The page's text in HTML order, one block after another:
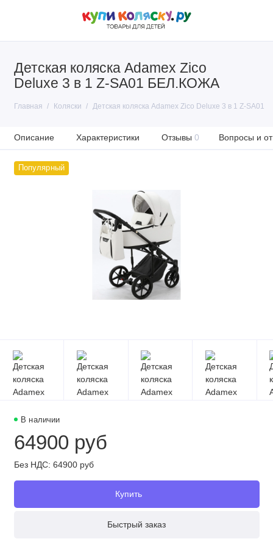
Детская коляска Adamex Zico
Deluxe 3 в 1 Z-SA01 БЕЛ.КОЖА
Главная Коляски Детская коляска Adamex Zico Deluxe 3 в 1 Z-SA01
Описание Характеристики Отзывы 0 Вопросы и
Популярный
В наличии
64900 руб
Без НДС: 64900 руб
Купить
Быстрый заказ